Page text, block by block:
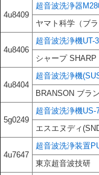
4u8409
超音波洗浄器
ヤマト科学（ブラ
4u8406
超音波洗浄機UT-
シャープ SHARP
4u8404
超音波洗浄機
BRANSON ブラ
5g0249
超音波洗浄機US-
エスエヌディ
4u7647
超音波洗浄装置
東京超音波技研